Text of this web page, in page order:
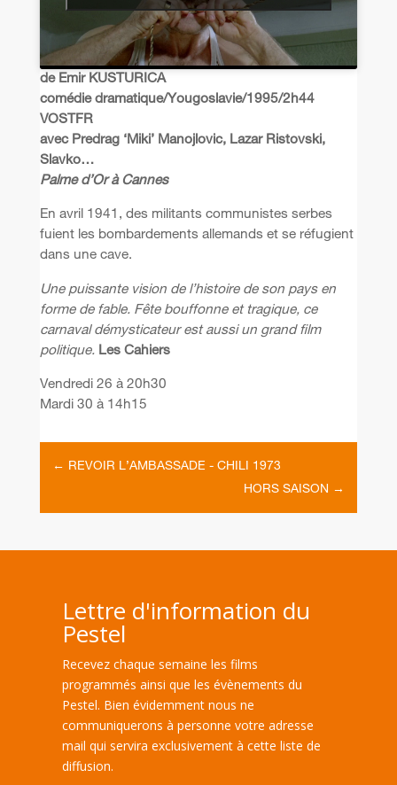
de Emir KUSTURICA
comédie dramatique/Yougoslavie/1995/2h44
VOSTFR
avec Predrag ‘Miki’ Manojlovic, Lazar Ristovski,
Slavko…
Palme d’Or à Cannes
En avril 1941, des militants communistes serbes
fuient les bombardements allemands et se réfugient
dans une cave.
Une puissante vision de l’histoire de son pays en
forme de fable. Fête bouffonne et tragique, ce
carnaval démysticateur est aussi un grand film
politique. Les Cahiers
Vendredi 26 à 20h30
Mardi 30 à 14h15
← REVOIR L’AMBASSADE - CHILI 1973
HORS SAISON →
Lettre d'information du
Pestel
Recevez chaque semaine les films
programmés ainsi que les évènements du
Pestel. Bien évidemment nous ne
communiquerons à personne votre adresse
mail qui servira exclusivement à cette liste de
diffusion.